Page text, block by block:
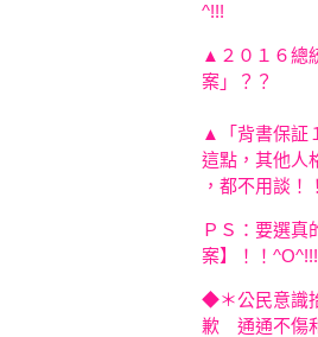
^!!!
▲２０１６總
案」？？
▲「背書保証
這點，其他人
，都不用
ＰＳ：要選
案】！！^O^!!!
◆＊公民意
歉 通通不傷